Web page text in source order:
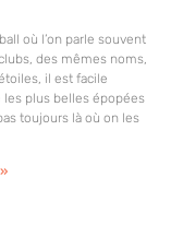
où l’on parle souvent
des mêmes noms,
il est facile
les plus belles épopées
toujours là où on les